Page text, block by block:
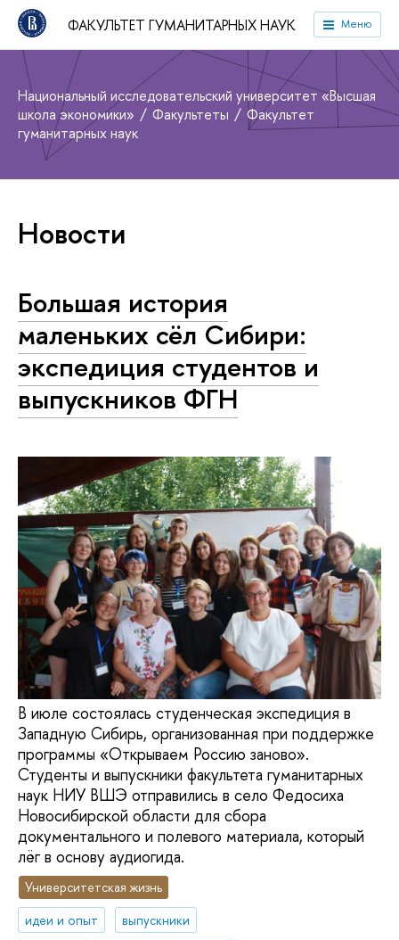
ФАКУЛЬТЕТ ГУМАНИТАРНЫХ НАУК Меню
Национальный исследовательский университет «Высшая
школа экономики»
Факультеты
Факультет
гуманитарных наук
Новости
Большая история
маленьких сёл Сибири:
экспедиция студентов и
выпускников ФГН
В июле состоялась студенческая экспедиция в
Западную Сибирь, организованная при поддержке
программы «Открываем Россию заново».
Студенты и выпускники факультета гуманитарных
наук НИУ ВШЭ отправились в село Федосиха
Новосибирской области для сбора
документального и полевого материала, который
лёг в основу аудиогида.
Университетская жизнь
идеи и опыт
выпускники